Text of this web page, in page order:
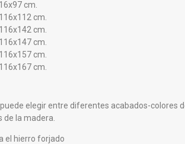
cm.
cm.
cm.
cm.
cm.
cm.
elegir entre diferentes acabados-
la madera.
el hierro forjado